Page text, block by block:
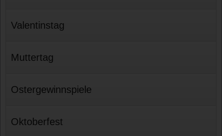
Valentinstag
Muttertag
Ostergewinnspiele
Oktoberfest